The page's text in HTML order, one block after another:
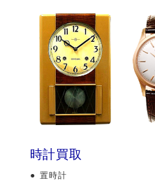
時計買取
置時計